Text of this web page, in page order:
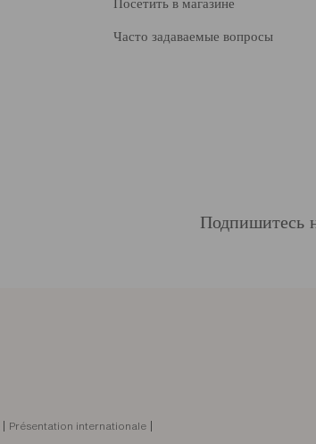
Посетить в магазине
Часто задаваемые вопросы
Подпишитесь
Présentation internationale